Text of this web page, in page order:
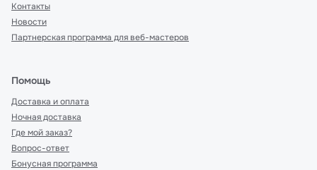
Контакты
Новости
Партнерская программа для веб-мастеров
Помощь
Доставка и оплата
Ночная доставка
Где мой заказ?
Вопрос-ответ
Бонусная программа